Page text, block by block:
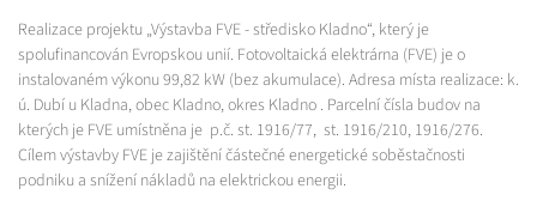
Realizace projektu „Výstavba FVE - středisko Kladno“, který je
spolufinancován Evropskou unií. Fotovoltaická elektrárna (FVE) je o
instalovaném výkonu 99,82 kW (bez akumulace). Adresa místa realizace: k.
ú. Dubí u Kladna, obec Kladno, okres Kladno . Parcelní čísla budov na
kterých je FVE umístněna je p.č. st. 1916/77, st. 1916/210, 1916/276.
Cílem výstavby FVE je zajištění částečné energetické soběstačnosti
podniku a snížení nákladů na elektrickou energii.